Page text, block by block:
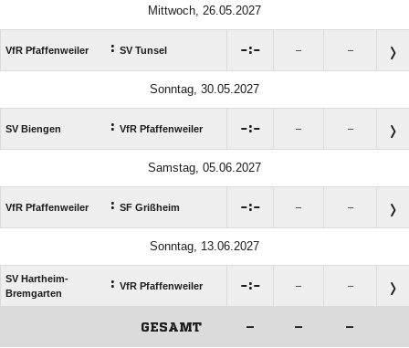
Mittwoch, 26.05.2027
VfR Pfaffenweiler : SV Tunsel : – –
Sonntag, 30.05.2027
SV Biengen : VfR Pfaffenweiler : – –
Samstag, 05.06.2027
VfR Pfaffenweiler : SF Grißheim : – –
Sonntag, 13.06.2027
SV Hartheim-
Bremgarten
: VfR Pfaffenweiler : – –
GESAMT – – –